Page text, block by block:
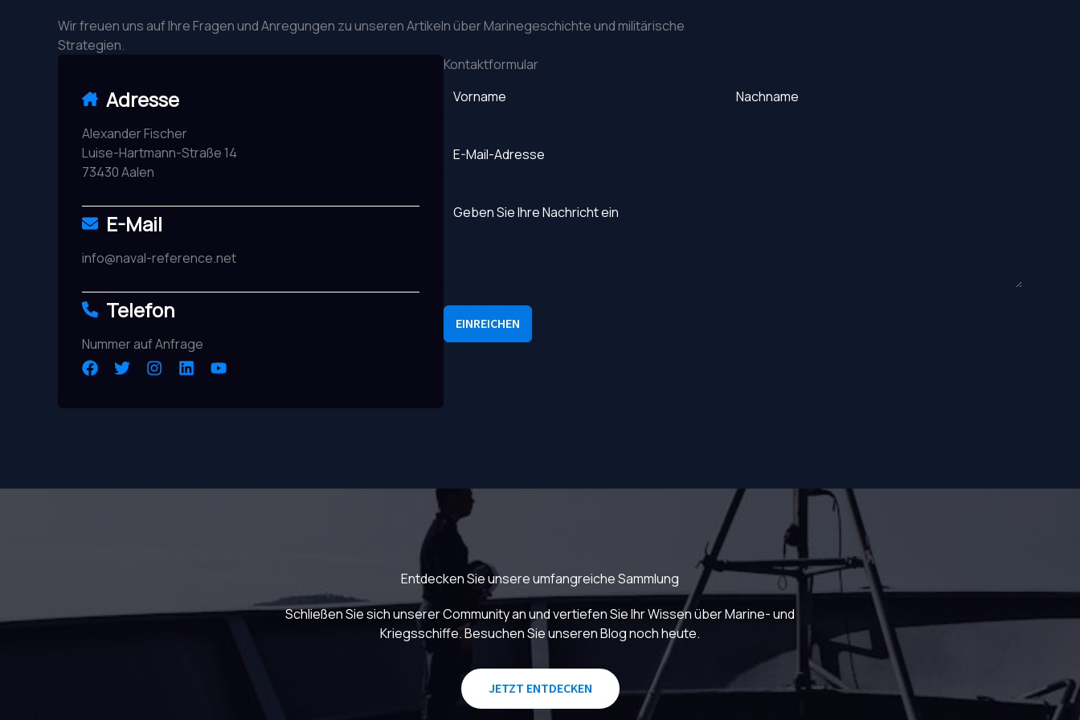
Wir freuen uns auf Ihre Fragen und Anregungen zu unseren Artikeln über Marinegeschichte und militärische
Strategien.
Adresse
Alexander Fischer
Luise-Hartmann-Straße 14
73430 Aalen
E-Mail
info@naval-reference.net
Telefon
Nummer auf Anfrage
Kontaktformular
EINREICHEN
Entdecken Sie unsere umfangreiche Sammlung
Schließen Sie sich unserer Community an und vertiefen Sie Ihr Wissen über Marine- und
Kriegsschiffe. Besuchen Sie unseren Blog noch heute.
JETZT ENTDECKEN